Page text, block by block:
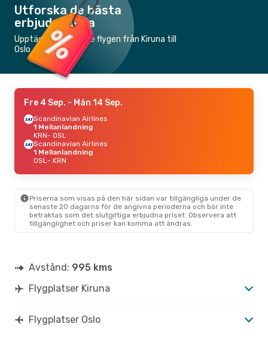
Utforska de bästa
erbjudandena
Upptäck de billigaste flygen från Kiruna till
Oslo
Fre 4 Sep. - Mån 14 Sep.
Scandinavian Airlines
1 Mellanlandning
KRN- OSL
Scandinavian Airlines
1 Mellanlandning
OSL- KRN
Priserna som visas på den här sidan var tillgängliga under de
senaste 20 dagarna för de angivna perioderna och bör inte
betraktas som det slutgiltiga erbjudna priset. Observera att
tillgänglighet och priser kan komma att ändras.
Avstånd: 995 kms
Flygplatser Kiruna
Flygplatser Oslo